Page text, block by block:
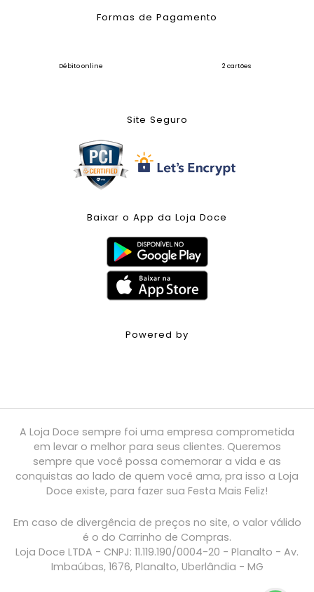
Formas de Pagamento
Débito online 2 cartões
Site Seguro
Baixar o App da Loja Doce
Powered by
A Loja Doce sempre foi uma empresa comprometida
em levar o melhor para seus clientes. Queremos
sempre que você possa comemorar a vida e as
conquistas ao lado de quem você ama, pra isso a Loja
Doce existe, para fazer sua Festa Mais Feliz!
Em caso de divergência de preços no site, o valor válido
é o do Carrinho de Compras.
Loja Doce LTDA - CNPJ: 11.119.190/0004-20 - Planalto - Av.
Imbaúbas, 1676, Planalto, Uberlândia - MG